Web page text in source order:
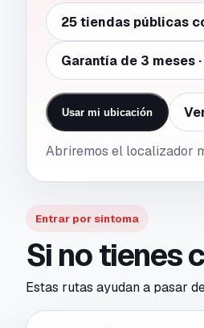
25 tiendas públicas
Garantía de 3 meses
Usar mi ubicación
Abriremos el localizador
Entrar por síntoma
Si no tienes
Estas rutas ayudan a pasar